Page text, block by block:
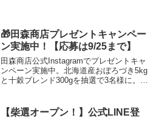
商店Instagra...
🎁田森商店プレゼントキャンペー
ン実施中！【応募は9/25まで】
田森商店公式Instagramでプレゼントキャ
ンペーン実施中。北海道産おぼろづき5kg
と十穀ブレンド300gを抽選で3名様に。応
【柴選オープン！】公式LINE登